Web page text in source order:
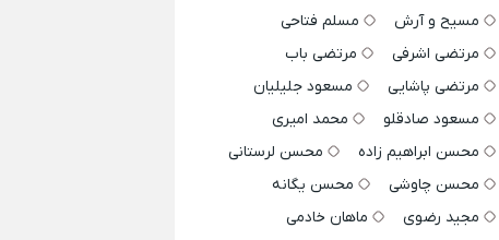
مسیح و آرش
مسلم فتاحی
مرتضی اشرفی
مرتضی باب
مرتضی پاشایی
مسعود جلیلیان
مسعود صادقلو
محمد امیری
محسن ابراهیم زاده
محسن لرستانی
محسن چاوشی
محسن یگانه
مجید رضوی
ماهان خادمی